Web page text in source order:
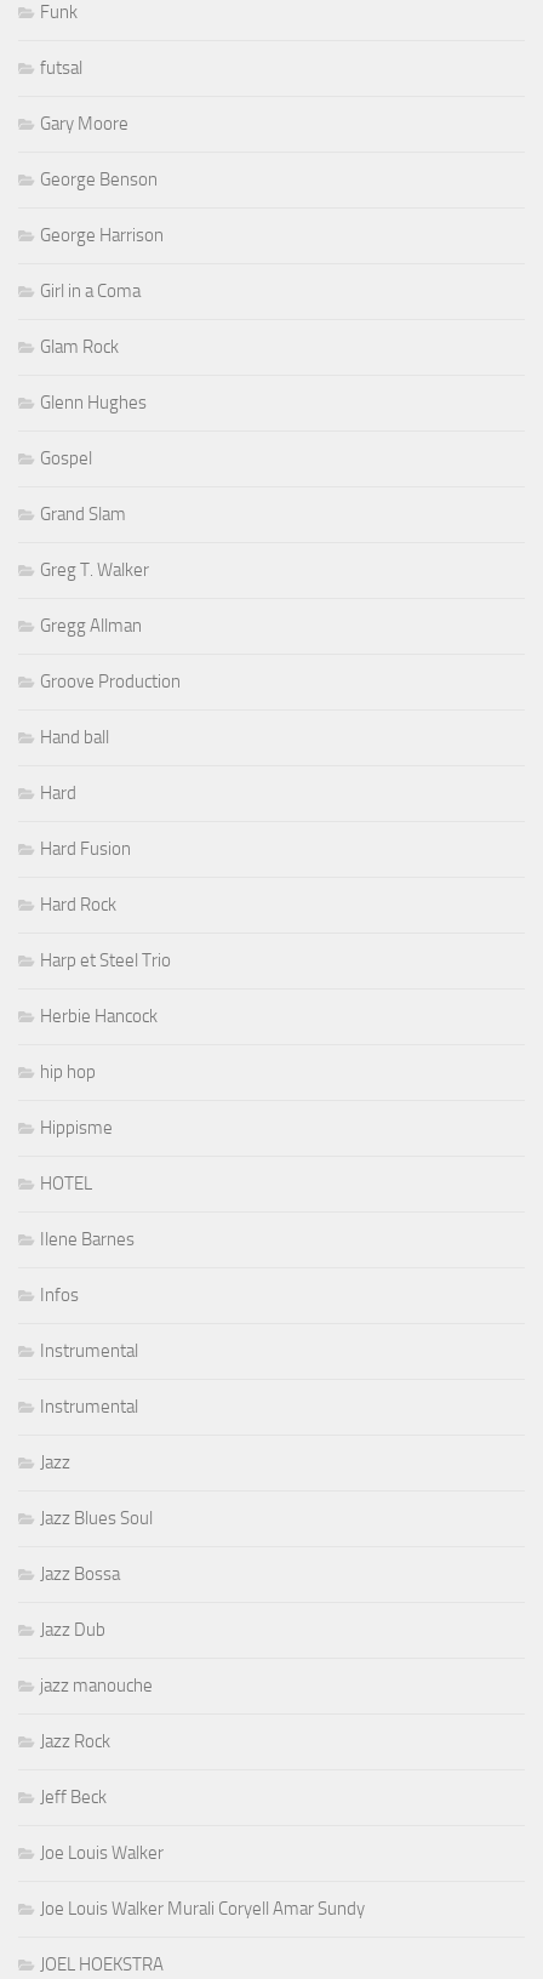
Funk
futsal
Gary Moore
George Benson
George Harrison
Girl in a Coma
Glam Rock
Glenn Hughes
Gospel
Grand Slam
Greg T. Walker
Gregg Allman
Groove Production
Hand ball
Hard
Hard Fusion
Hard Rock
Harp et Steel Trio
Herbie Hancock
hip hop
Hippisme
HOTEL
Ilene Barnes
Infos
Instrumental
Instrumental
Jazz
Jazz Blues Soul
Jazz Bossa
Jazz Dub
jazz manouche
Jazz Rock
Jeff Beck
Joe Louis Walker
Joe Louis Walker Murali Coryell Amar Sundy
JOEL HOEKSTRA